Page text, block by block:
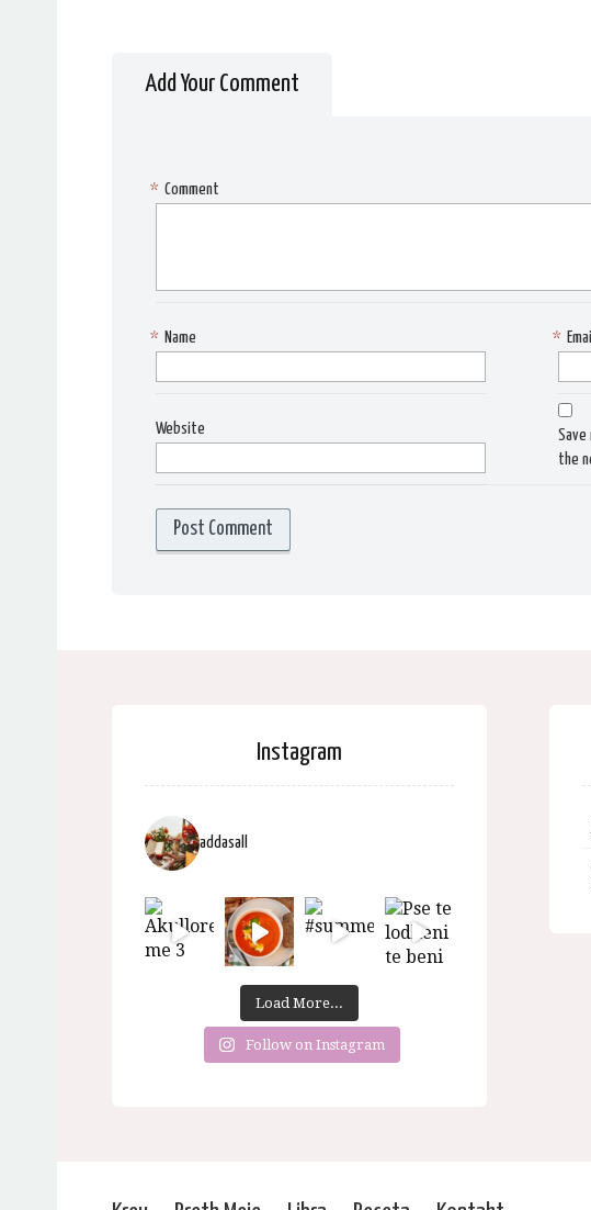
Add Your Comment
Comment
*
Name
* Email
*
Website
the
Instagram
addasall
Load More...
Follow on Instagram